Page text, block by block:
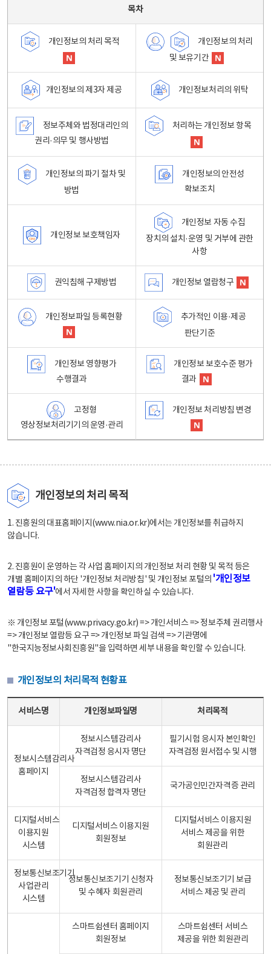
목차
개인정보의 처리 목적
개인정보의 처리
및 보유기간
개인정보의 제3자 제공 개인정보처리의 위탁
정보주체와 법정대리인의
권리·의무 및 행사방법
처리하는 개인정보 항목
개인정보의 파기 절차 및
방법
개인정보의 안전성
확보조치
개인정보 보호책임자
개인정보 자동 수집
장치의 설치·운영 및 거부에 관한
사항
권익침해 구제방법 개인정보 열람청구
개인정보파일 등록현황
추가적인 이용·제공
판단기준
개인정보 영향평가
수행결과
개인정보 보호수준 평가
결과
고정형
영상정보처리기기의 운영·관리
개인정보 처리방침 변경
개인정보의 처리 목적
1. 진흥원의 대표홈페이지(www.nia.or.kr)에서는 개인정보를 취급하지
않습니다.
2. 진흥원이 운영하는 각 사업 홈페이지의 개인정보 처리 현황 및 목적 등은
개별 홈페이지의 하단 '개인정보 처리방침' 및 개인정보 포털의 '개인정보
열람등 요구'에서 자세한 사항을 확인하실 수 있습니다.
※ 개인정보 포털(www.privacy.go.kr) => 개인서비스 => 정보주체 권리행사
=> 개인정보 열람등 요구 => 개인정보 파일 검색 => 기관명에
"한국지능정보사회진흥원"을 입력하면 세부 내용을 확인할 수 있습니다.
개인정보의 처리목적 현황표
서비스명 개인정보파일명 처리목적
정보시스템감리사
홈페이지
정보시스템감리사
자격검정 응시자 명단
필기시험 응시자 본인확인
자격검정 원서접수 및 시행
정보시스템감리사
자격검정 합격자 명단
국가공인민간자격증 관리
디지털서비스
이용지원
시스템
디지털서비스 이용지원
회원정보
디지털서비스 이용지원
서비스 제공을 위한
회원관리
정보통신보조기기
사업관리
시스템
정보통신보조기기 신청자
및 수혜자 회원관리
정보통신보조기기 보급
서비스 제공 및 관리
스마트쉼센터 홈페이지
회원정보
스마트쉼센터 서비스
제공을 위한 회원관리